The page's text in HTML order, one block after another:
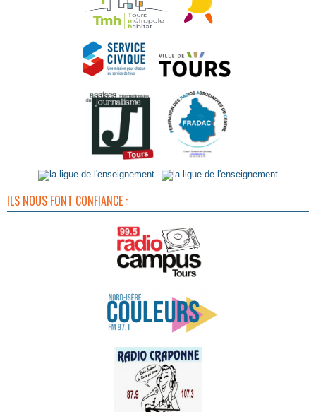
ILS NOUS FONT CONFIANCE :